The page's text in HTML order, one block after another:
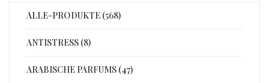
ALLE-PRODUKTE (568)
ANTISTRESS (8)
ARABISCHE PARFUMS (47)